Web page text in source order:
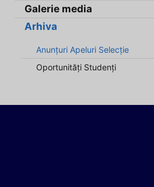
Galerie media
Arhiva
Anunțuri Apeluri Selecție
Oportunități Studenți